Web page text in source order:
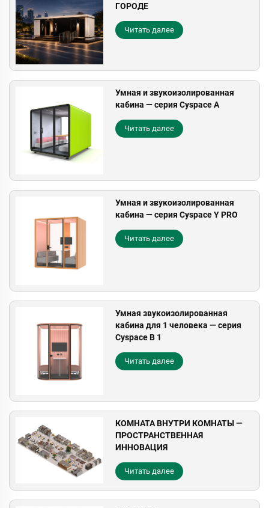
ГОРОДЕ
Читать далее
Умная и звукоизолированная
кабина — серия Cyspace A
Читать далее
Умная и звукоизолированная
кабина — серия Cyspace Y PRO
Читать далее
Умная звукоизолированная
кабина для 1 человека — серия
Cyspace B 1
Читать далее
КОМНАТА ВНУТРИ КОМНАТЫ —
ПРОСТРАНСТВЕННАЯ
ИННОВАЦИЯ
Читать далее